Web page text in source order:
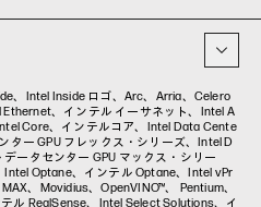
、Intel Inside ロゴ、Arc、Arria、Celero
、インテル イーサネット、Intel A
Core、インテルコア、Intel Data Cente
ター GPU フレックス・シリーズ、Intel D
ータセンター GPU マックス・シリー
Optane、インテル Optane、Intel vPr
、Movidius、OpenVINO™、 Pentium、
ル RealSense、Intel Select Solutions、イ